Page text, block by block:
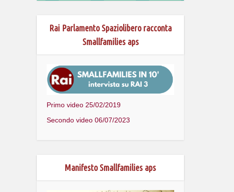
Rai Parlamento Spaziolibero racconta
Smallfamilies aps
Primo video 25/02/2019
Secondo video 06/07/2023
Manifesto Smallfamilies aps